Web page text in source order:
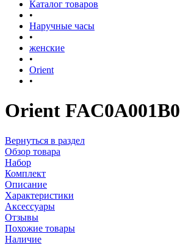
Каталог товаров
•
Наручные часы
•
женские
•
Orient
•
Orient FAC0A001B0
Вернуться в раздел
Обзор товара
Набор
Комплект
Описание
Характеристики
Аксессуары
Отзывы
Похожие товары
Наличие